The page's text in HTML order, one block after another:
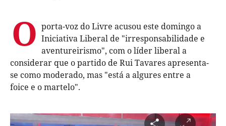
O porta-voz do Livre acusou este domingo a
Iniciativa Liberal de "irresponsabilidade e
aventureirismo", com o líder liberal a
considerar que o partido de Rui Tavares apresenta-
se como moderado, mas "está a algures entre a
foice e o martelo".